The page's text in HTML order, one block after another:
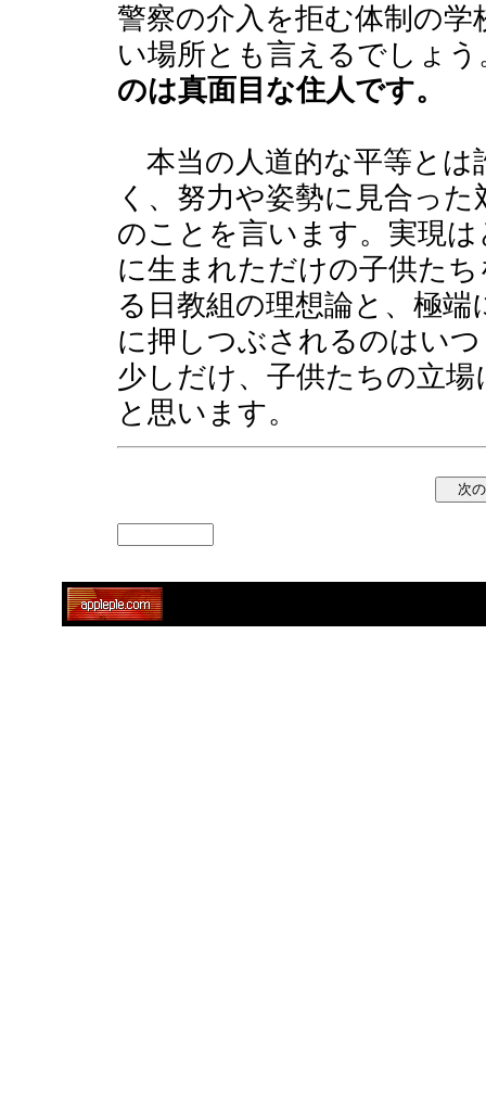
警察の介入を拒む体制の
い場所とも言えるでしょう
のは真面目な住人です。
本当の人道的な平等とは
く、努力や姿勢に見合っ
のことを言います。実現
に生まれただけの子供た
る日教組の理想論と、極
に押しつぶされるのはい
少しだけ、子供たちの立
と思います。